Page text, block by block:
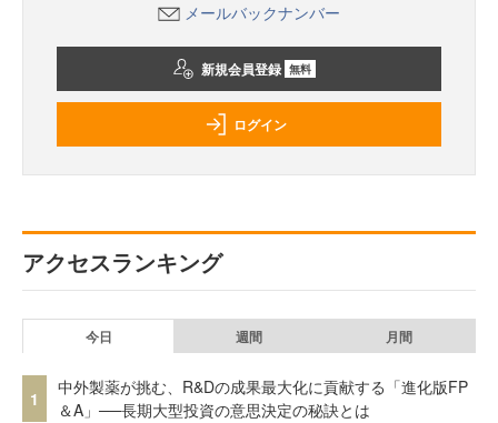
メールバックナンバー
新規会員登録 無料
ログイン
アクセスランキング
今日 週間 月間
1
中外製薬が挑む、R&Dの成果最大化に貢献する「進化版FP
＆A」──長期大型投資の意思決定の秘訣とは